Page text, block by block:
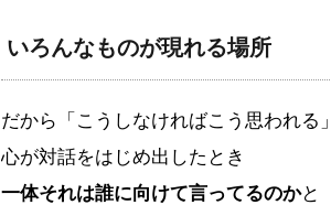
いろんなものが現れる場所
だから「こうしなければこう思われる
心が対話をはじめ出したとき
一体それは誰に向けて言ってるのかと